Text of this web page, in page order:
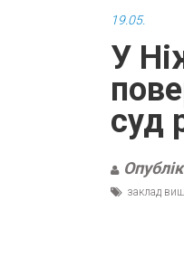
19.05.
У
суд
заклад